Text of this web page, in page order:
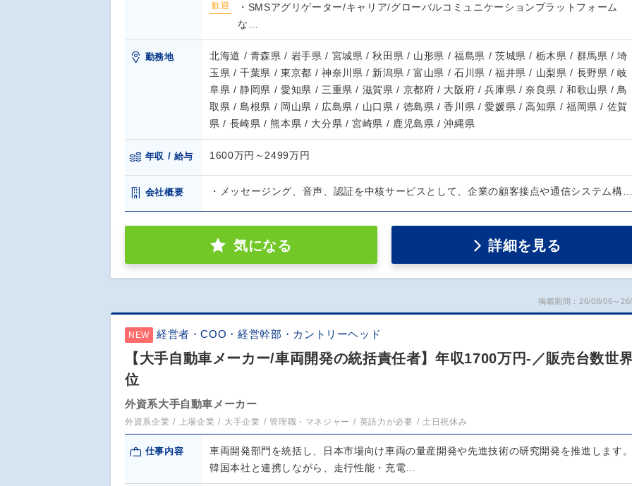
歓迎
・SMSアグリゲーター/キャリア/グローバルコミュニケーションプラットフォーム
な…
勤務地
北海道 / 青森県 / 岩手県 / 宮城県 / 秋田県 / 山形県 / 福島県 / 茨城県 / 栃木県 / 群馬県 / 埼
玉県 / 千葉県 / 東京都 / 神奈川県 / 新潟県 / 富山県 / 石川県 / 福井県 / 山梨県 / 長野県 / 岐
阜県 / 静岡県 / 愛知県 / 三重県 / 滋賀県 / 京都府 / 大阪府 / 兵庫県 / 奈良県 / 和歌山県 / 鳥
取県 / 島根県 / 岡山県 / 広島県 / 山口県 / 徳島県 / 香川県 / 愛媛県 / 高知県 / 福岡県 / 佐賀
県 / 長崎県 / 熊本県 / 大分県 / 宮崎県 / 鹿児島県 / 沖縄県
年収 / 給与 1600万円～2499万円
会社概要 ・メッセージング、音声、認証を中核サービスとして、企業の顧客接点や通信システム構
気になる 詳細を見る
掲載期間：26/08/06～
NEW 経営者・COO・経営幹部・カントリーヘッド
【大手自動車メーカー/車両開発の統括責任者】年収1700万円-／販売台数世
位
外資系大手自動車メーカー
外資系企業 上場企業 大手企業 管理職・マネジャー 英語力が必要 土日祝休み
仕事内容
車両開発部門を統括し、日本市場向け車両の量産開発や先進技術の研究開発を推進します
韓国本社と連携しながら、走行性能・充電…